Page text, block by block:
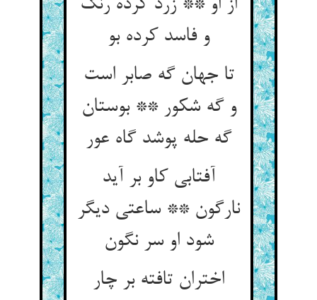
از او ** زرد کرده رنگ
و فاسد کرده بو
تا جهان گه صابر است
و گه شکور ** بوستان
گه حله پوشد گاه عور
آفتابی کاو بر آید
نارگون ** ساعتی دیگر
شود او سر نگون‌‌
اختران تافته بر چار